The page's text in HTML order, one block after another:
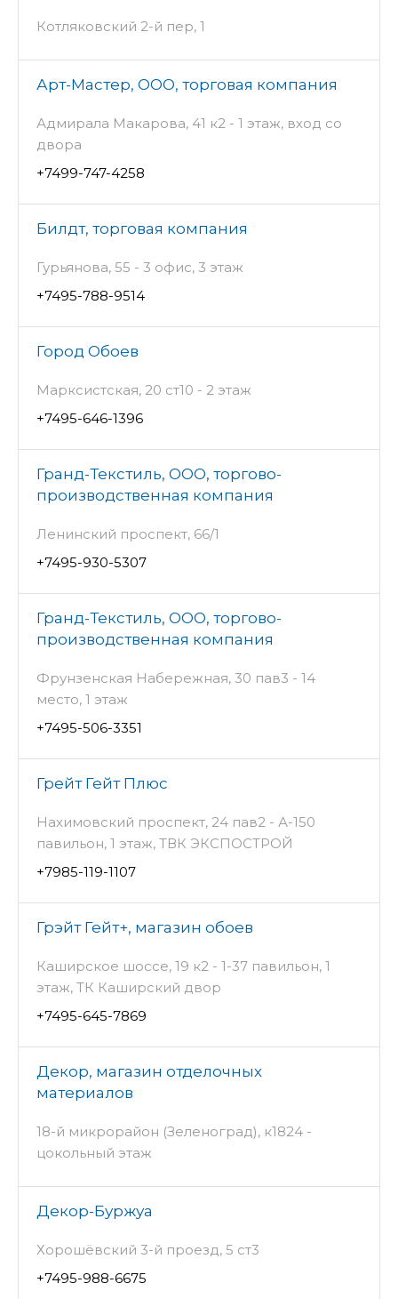
Котляковский 2-й пер, 1
Арт-Мастер, ООО, торговая компания
Адмирала Макарова, 41 к2 - 1 этаж, вход со
двора
+7499-747-4258
Билдт, торговая компания
Гурьянова, 55 - 3 офис, 3 этаж
+7495-788-9514
Город Обоев
Марксистская, 20 ст10 - 2 этаж
+7495-646-1396
Гранд-Текстиль, ООО, торгово-
производственная компания
Ленинский проспект, 66/1
+7495-930-5307
Гранд-Текстиль, ООО, торгово-
производственная компания
Фрунзенская Набережная, 30 пав3 - 14
место, 1 этаж
+7495-506-3351
Грейт Гейт Плюс
Нахимовский проспект, 24 пав2 - А-150
павильон, 1 этаж, ТВК ЭКСПОСТРОЙ
+7985-119-1107
Грэйт Гейт+, магазин обоев
Каширское шоссе, 19 к2 - 1-37 павильон, 1
этаж, ТК Каширский двор
+7495-645-7869
Декор, магазин отделочных
материалов
18-й микрорайон (Зеленоград), к1824 -
цокольный этаж
Декор-Буржуа
Хорошёвский 3-й проезд, 5 ст3
+7495-988-6675